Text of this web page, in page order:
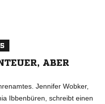
ABER
Jennifer Wobker,
Ibbenbüren, schreibt einen